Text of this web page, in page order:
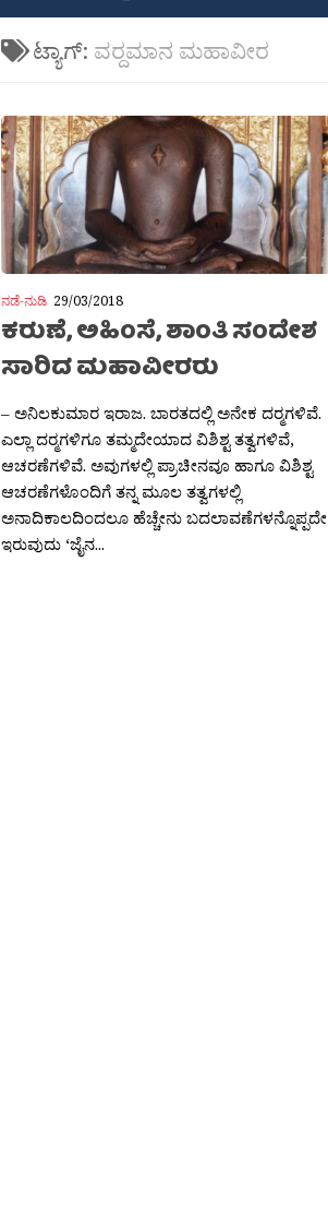
ಟ್ಯಾಗ್: ವರ‍್ದಮಾನ ಮಹಾವೀರ
ನಡೆ-ನುಡಿ 29/03/2018
ಕರುಣೆ, ಅಹಿಂಸೆ, ಶಾಂತಿ ಸಂದೇಶ
ಸಾರಿದ ಮಹಾವೀರರು
– ಅನಿಲಕುಮಾರ ಇರಾಜ. ಬಾರತದಲ್ಲಿ ಅನೇಕ ದರ‍್ಮಗಳಿವೆ.
ಎಲ್ಲಾ ದರ‍್ಮಗಳಿಗೂ ತಮ್ಮದೇಯಾದ ವಿಶಿಶ್ಟ ತತ್ವಗಳಿವೆ,
ಆಚರಣೆಗಳಿವೆ. ಅವುಗಳಲ್ಲಿ ಪ್ರಾಚೀನವೂ ಹಾಗೂ ವಿಶಿಶ್ಟ
ಆಚರಣೆಗಳೊಂದಿಗೆ ತನ್ನ ಮೂಲ ತತ್ವಗಳಲ್ಲಿ
ಅನಾದಿಕಾಲದಿಂದಲೂ ಹೆಚ್ಚೇನು ಬದಲಾವಣೆಗಳನ್ನೊಪ್ಪದೇ
ಇರುವುದು ‘ಜೈನ...